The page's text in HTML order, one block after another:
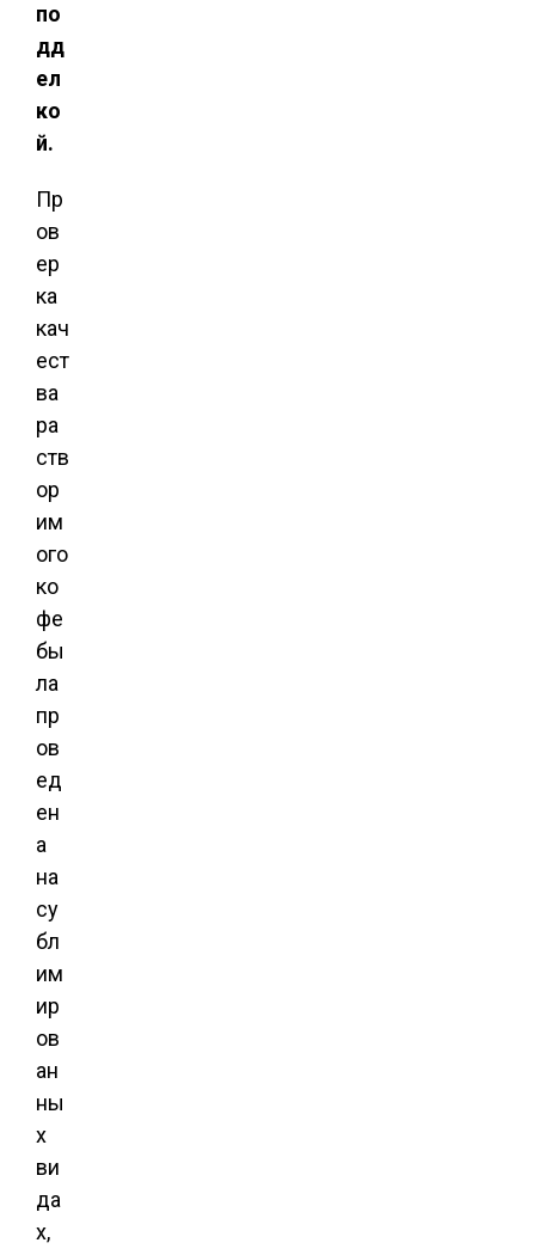
по
дд
ел
ко
й.
Пр
ов
ер
ка
кач
ест
ва
ра
ств
ор
им
ого
ко
фе
бы
ла
пр
ов
ед
ен
а
на
су
бл
им
ир
ов
ан
ны
х
ви
да
х,